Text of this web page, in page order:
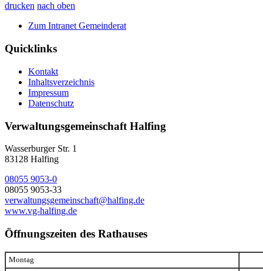
drucken nach oben
Zum Intranet Gemeinderat
Quicklinks
Kontakt
Inhaltsverzeichnis
Impressum
Datenschutz
Verwaltungsgemeinschaft Halfing
Wasserburger Str. 1
83128 Halfing
08055 9053-0
08055 9053-33
verwaltungsgemeinschaft@halfing.de
www.vg-halfing.de
Öffnungszeiten des Rathauses
Montag